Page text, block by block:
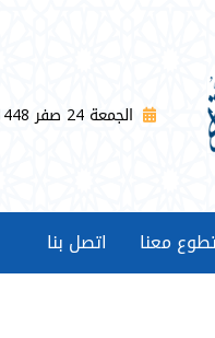
الجمعة 24 صفر 1448 هـ :: 7 أغسطس 2026 م
معنا اتصل بنا